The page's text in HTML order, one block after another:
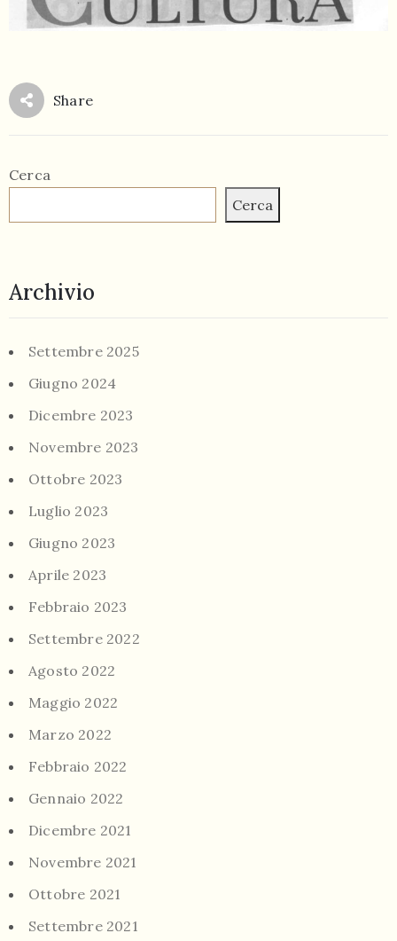
Share
Cerca
Cerca
Archivio
Settembre 2025
Giugno 2024
Dicembre 2023
Novembre 2023
Ottobre 2023
Luglio 2023
Giugno 2023
Aprile 2023
Febbraio 2023
Settembre 2022
Agosto 2022
Maggio 2022
Marzo 2022
Febbraio 2022
Gennaio 2022
Dicembre 2021
Novembre 2021
Ottobre 2021
Settembre 2021